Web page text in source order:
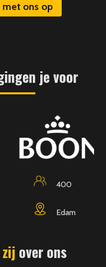
ons op
je voor
zij over ons